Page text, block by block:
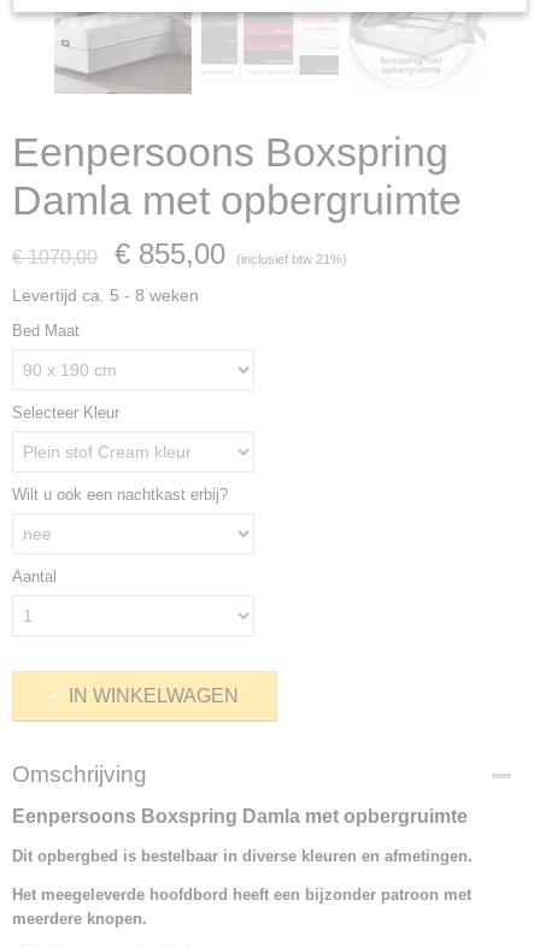
Eenpersoons Boxspring
Damla met opbergruimte
€ 1070,00 € 855,00 (inclusief btw 21%)
Levertijd ca. 5 - 8 weken
Bed Maat
Selecteer Kleur
Wilt u ook een nachtkast erbij?
Aantal
IN WINKELWAGEN
Omschrijving
Eenpersoons Boxspring Damla met opbergruimte
Dit opbergbed is bestelbaar in diverse kleuren en afmetingen.
Het meegeleverde hoofdbord heeft een bijzonder patroon met
meerdere knopen.